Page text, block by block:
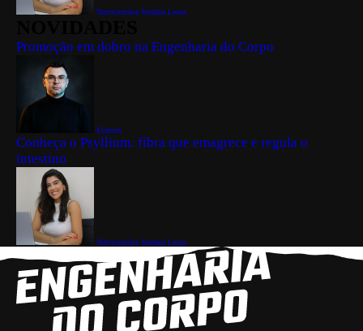
Nutricionista Jordana Lessa
Promoção em dobro na Engenharia do Corpo
Everton
Conheça o Psyllium: fibra que emagrece e regula o
intestino
Nutricionista Jordana Lessa